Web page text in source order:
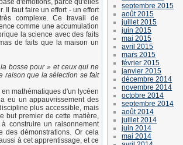
d'émotions, parce qu'elles
Il faut faire un effort - un effort
complexe. Ce travail de
comme une accumulation
la science avec des faits
de faits que la maison un
bosse pour » et ceux qui ne
raison que la sélection se fait
mathématiques d'un lycéen
eu un appauvrissement des
plus accessible, mais
but premier de cette matière,
construire un raisonnement
des démonstrations. Or cela
à cet apprentissage, et ce
septembre 2015
août 2015
juillet 2015
juin 2015
mai 2015
avril 2015
mars 2015
février 2015
janvier 2015
décembre 2014
novembre 2014
octobre 2014
septembre 2014
août 2014
juillet 2014
juin 2014
mai 2014